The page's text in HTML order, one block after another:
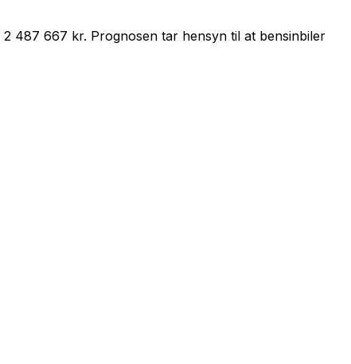
2 487 667 kr. Prognosen tar hensyn til at bensinbiler